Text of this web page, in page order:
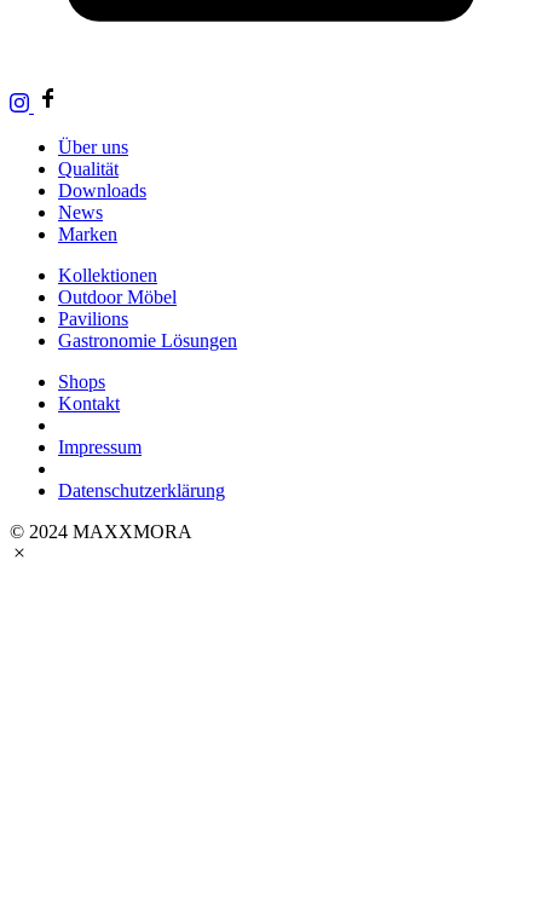
Über uns
Qualität
Downloads
News
Marken
Kollektionen
Outdoor Möbel
Pavilions
Gastronomie Lösungen
Shops
Kontakt
Impressum
Datenschutzerklärung
© 2024 MAXXMORA